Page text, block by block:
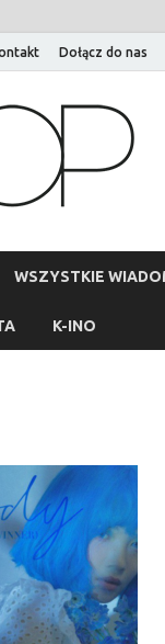
Dołącz do nas
WSZYSTKIE
K-INO